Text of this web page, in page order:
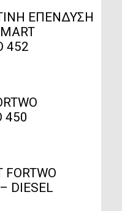
ΕΠΕΝΔΥΣΗ
452
DIESEL